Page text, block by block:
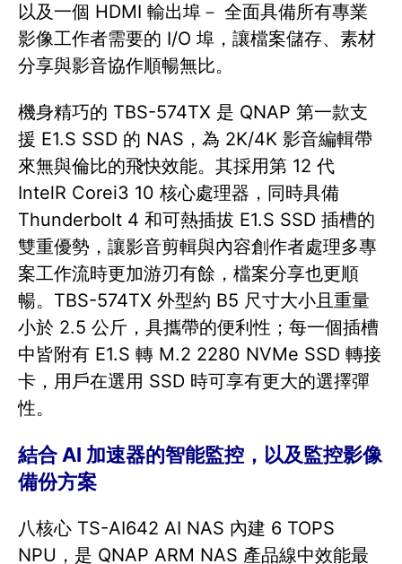
以及一個 HDMI 輸出埠－ 全面具備所有專業
影像工作者需要的 I/O 埠，讓檔案儲存、素材
分享與影音協作順暢無比。
機身精巧的 TBS-574TX 是 QNAP 第一款支
援 E1.S SSD 的 NAS，為 2K/4K 影音編輯帶
來無與倫比的飛快效能。其採用第 12 代
IntelR Corei3 10 核心處理器，同時具備
Thunderbolt 4 和可熱插拔 E1.S SSD 插槽的
雙重優勢，讓影音剪輯與內容創作者處理多專
案工作流時更加游刃有餘，檔案分享也更順
暢。TBS-574TX 外型約 B5 尺寸大小且重量
小於 2.5 公斤，具攜帶的便利性；每一個插槽
中皆附有 E1.S 轉 M.2 2280 NVMe SSD 轉接
卡，用戶在選用 SSD 時可享有更大的選擇彈
性。
結合 AI 加速器的智能監控，以及監控影像
備份方案
八核心 TS-AI642 AI NAS 內建 6 TOPS
NPU，是 QNAP ARM NAS 產品線中效能最